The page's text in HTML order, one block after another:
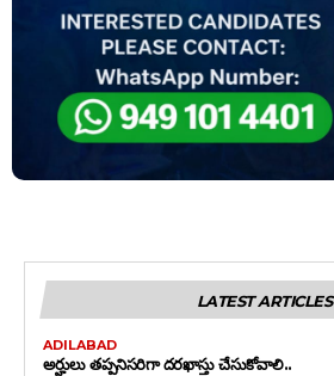
LATEST ARTICLES
ADILABAD
అర్హులు తప్పనిసరిగా దరఖాస్తు చేసుకోవాలి..